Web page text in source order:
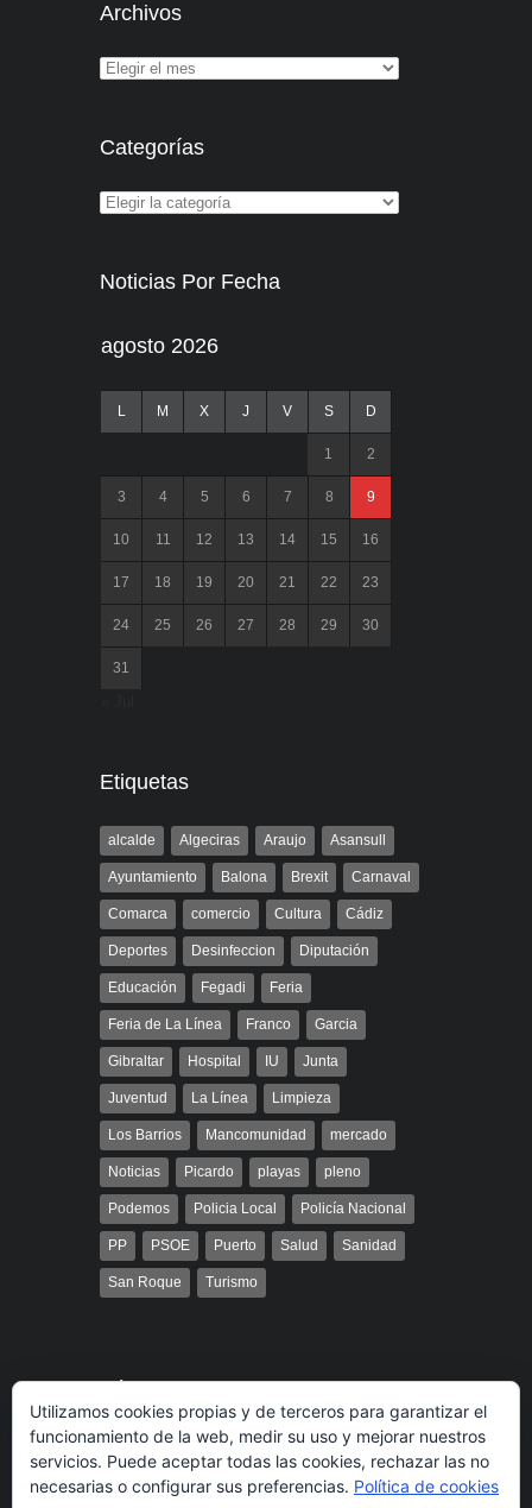
Archivos
Categorías
Noticias Por Fecha
agosto 2026
L M X J V S D
1 2
3 4 5 6 7 8 9
10 11 12 13 14 15 16
17 18 19 20 21 22 23
24 25 26 27 28 29 30
31
Etiquetas
alcalde Algeciras Araujo Asansull
Ayuntamiento Balona Brexit Carnaval
Comarca comercio Cultura Cádiz
Deportes Desinfeccion Diputación
Educación Fegadi Feria
Feria de La Línea Franco Garcia
Gibraltar Hospital IU Junta
Juventud La Línea Limpieza
Los Barrios Mancomunidad mercado
Noticias Picardo playas pleno
Podemos Policia Local Policía Nacional
PP PSOE Puerto Salud Sanidad
San Roque Turismo
Búsqueda
Utilizamos cookies propias y de terceros para garantizar el
funcionamiento de la web, medir su uso y mejorar nuestros
servicios. Puede aceptar todas las cookies, rechazar las no
necesarias o configurar sus preferencias. Política de cookies